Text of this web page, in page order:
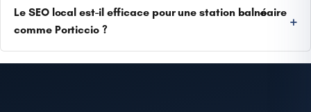
Le SEO local est-il efficace pour une station balnéaire
comme Porticcio ?